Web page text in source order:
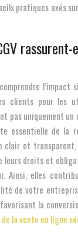
pratiques axés
l’impact
clients pour les
pas uniquement un
essentielle de la
clair et
leurs droits et
Ainsi, elles
de votre
la
la vente en ligne